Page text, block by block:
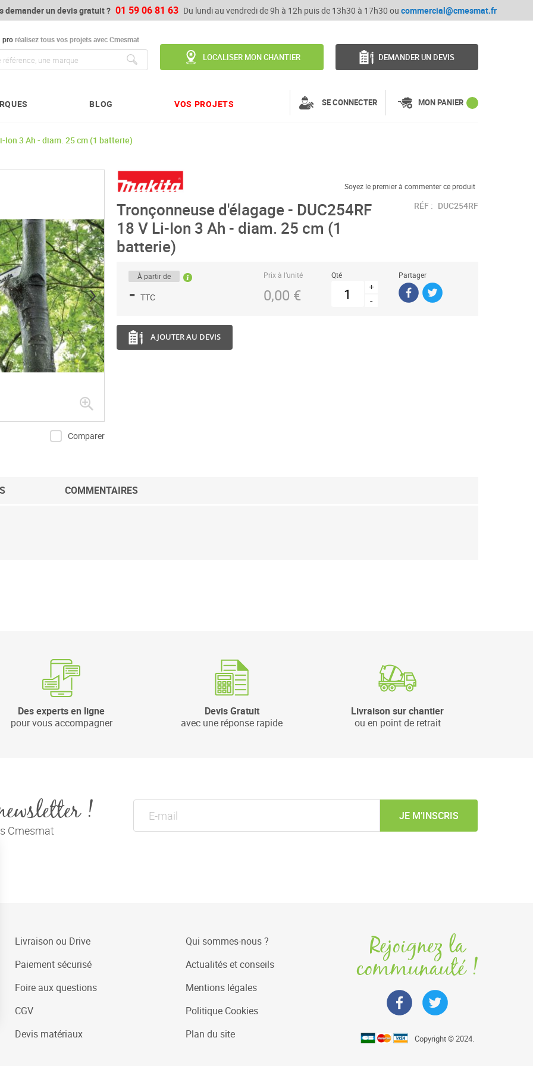
demander un devis gratuit ? 01 59 06 81 63 Du lundi au vendredi de 9h à 12h puis de 13h30 à 17h30 ou commercial@cmesmat.fr
proréalisez tous vos projets avec Cmesmat
LOCALISER MON CHANTIER DEMANDER UN DEVIS
BLOG VOS PROJETS SE CONNECTER MON PANIER
Ion 3 Ah - diam. 25 cm (1 batterie)
Comparer
Soyez le premier à commenter ce produit
Tronçonneuse d'élagage - DUC254RF
18 V Li-Ion 3 Ah - diam. 25 cm (1
batterie)
RÉF : DUC254RF
À partir de
- TTC
Prix à l’unité
0,00 €
Qté
+
-
Partager
AJOUTER AU DEVIS
COMMENTAIRES
Des experts en ligne
pour vous accompagner
Devis Gratuit
avec une réponse rapide
Livraison sur chantier
ou en point de retrait
!
Cmesmat
JE M’INSCRIS
Livraison ou Drive
Paiement sécurisé
Foire aux questions
CGV
Devis matériaux
Qui sommes-nous ?
Actualités et conseils
Mentions légales
Politique Cookies
Plan du site
Rejoignez la
communauté !
Copyright © 2024.